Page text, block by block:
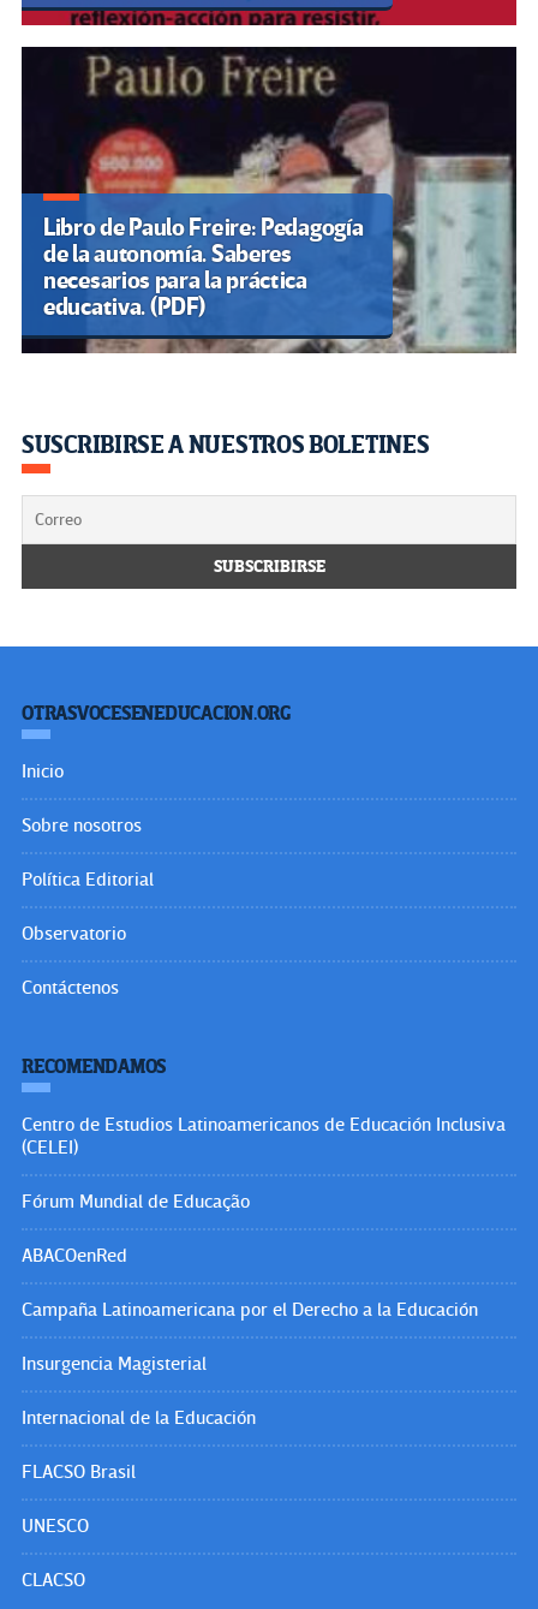
Libro de Paulo Freire: Pedagogía
de la autonomía. Saberes
necesarios para la práctica
educativa. (PDF)
SUSCRIBIRSE A NUESTROS BOLETINES
OTRASVOCESENEDUCACION.ORG
Inicio
Sobre nosotros
Política Editorial
Observatorio
Contáctenos
RECOMENDAMOS
Centro de Estudios Latinoamericanos de Educación Inclusiva
(CELEI)
Fórum Mundial de Educação
ABACOenRed
Campaña Latinoamericana por el Derecho a la Educación
Insurgencia Magisterial
Internacional de la Educación
FLACSO Brasil
UNESCO
CLACSO